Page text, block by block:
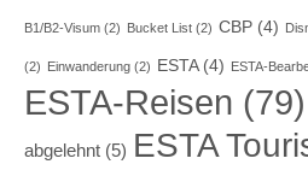
B1/B2-Visum (2) Bucket List (2) CBP (4)
(2) Einwanderung (2) ESTA(4) ESTA-
ESTA-Reisen (79)
abgelehnt (5) ESTA